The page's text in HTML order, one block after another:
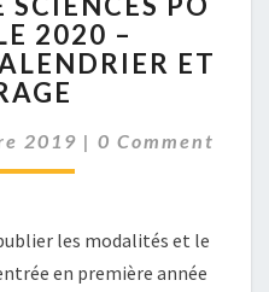
SCIENCES
PO
2020 –
ET
2019 | Comments
0 Comment
les modalités et le
en première année